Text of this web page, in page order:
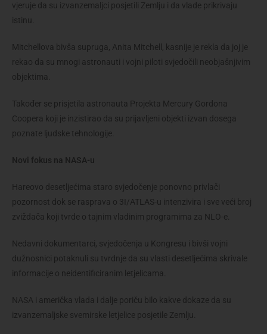
vjeruje da su izvanzemaljci posjetili Zemlju i da vlade prikrivaju
istinu.
Mitchellova bivša supruga, Anita Mitchell, kasnije je rekla da joj je
rekao da su mnogi astronauti i vojni piloti svjedočili neobjašnjivim
objektima.
Također se prisjetila astronauta Projekta Mercury Gordona
Coopera koji je inzistirao da su prijavljeni objekti izvan dosega
poznate ljudske tehnologije.
Novi fokus na NASA-u
Hareovo desetljećima staro svjedočenje ponovno privlači
pozornost dok se rasprava o 3I/ATLAS-u intenzivira i sve veći broj
zviždača koji tvrde o tajnim vladinim programima za NLO-e.
Nedavni dokumentarci, svjedočenja u Kongresu i bivši vojni
dužnosnici potaknuli su tvrdnje da su vlasti desetljećima skrivale
informacije o neidentificiranim letjelicama.
NASA i američka vlada i dalje poriču bilo kakve dokaze da su
izvanzemaljske svemirske letjelice posjetile Zemlju.